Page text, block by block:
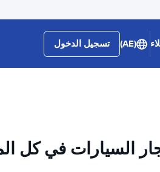
(AE) تسجيل الدخول
السيارات في كل